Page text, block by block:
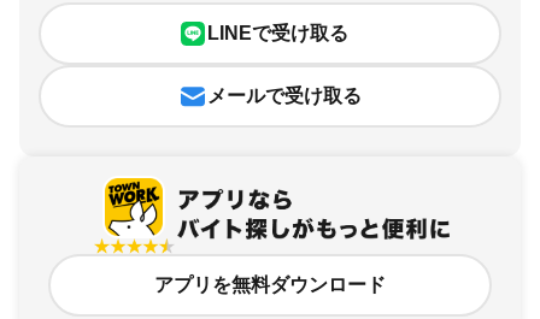
LINEで受け取る
メールで受け取る
アプリを無料ダウンロード